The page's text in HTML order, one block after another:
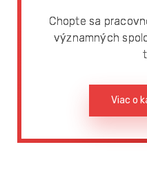
Chopte sa
významných
Viac o